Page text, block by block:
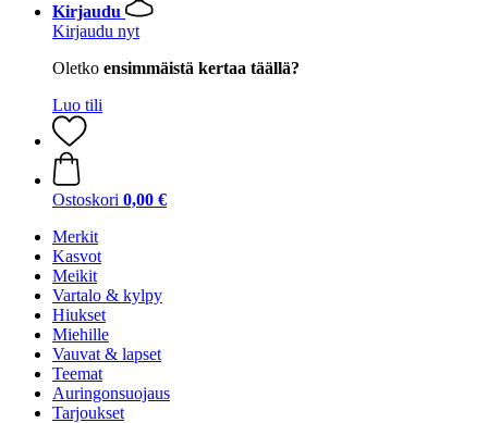
Kirjaudu
Kirjaudu nyt
Oletko ensimmäistä kertaa täällä?
Luo tili
Ostoskori 0,00 €
Merkit
Kasvot
Meikit
Vartalo & kylpy
Hiukset
Miehille
Vauvat & lapset
Teemat
Auringonsuojaus
Tarjoukset